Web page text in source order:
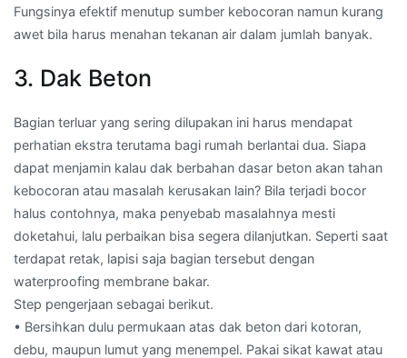
Fungsinya efektif menutup sumber kebocoran namun kurang
awet bila harus menahan tekanan air dalam jumlah banyak.
3. Dak Beton
Bagian terluar yang sering dilupakan ini harus mendapat
perhatian ekstra terutama bagi rumah berlantai dua. Siapa
dapat menjamin kalau dak berbahan dasar beton akan tahan
kebocoran atau masalah kerusakan lain? Bila terjadi bocor
halus contohnya, maka penyebab masalahnya mesti
doketahui, lalu perbaikan bisa segera dilanjutkan. Seperti saat
terdapat retak, lapisi saja bagian tersebut dengan
waterproofing membrane bakar.
Step pengerjaan sebagai berikut.
• Bersihkan dulu permukaan atas dak beton dari kotoran,
debu, maupun lumut yang menempel. Pakai sikat kawat atau